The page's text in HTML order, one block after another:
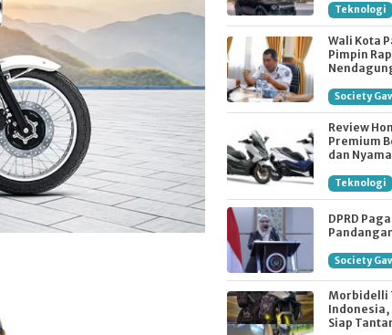
Teknologi
Wali Kota
Pimpin
Society
Review
Premium
dan
Teknologi
DPRD
Society
Morbidelli
Indonesia,
Siap